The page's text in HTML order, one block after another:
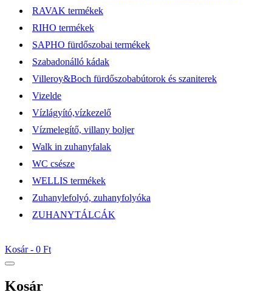
RAVAK termékek
RIHO termékek
SAPHO fürdőszobai termékek
Szabadonálló kádak
Villeroy&Boch fürdőszobabútorok és szaniterek
Vizelde
Vízlágyító,vízkezelő
Vízmelegítő, villany boljer
Walk in zuhanyfalak
WC csésze
WELLIS termékek
Zuhanylefolyó, zuhanyfolyóka
ZUHANYTÁLCÁK
Kosár - 0 Ft
Kosár